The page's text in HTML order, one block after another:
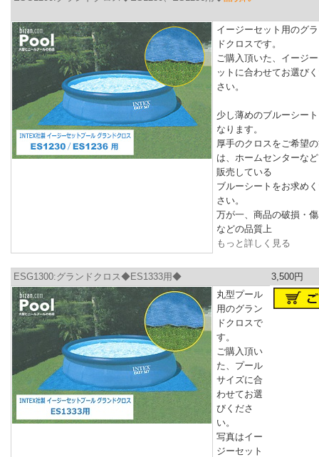
イージーセット用のグ
ドクロスです。
ご購入頂いた、イージ
ットに合わせてお選び
さい。
少し薄めのブルーシー
なります。
厚手のクロスをご希望
は、ホームセンターな
販売している
ブルーシートをお求め
さい。
万が一、商品の破損・
などの品質上
もっと詳しく見る
ESG1300:グランドクロス◆ES1333用◆
3,500円
丸型プール
用のグラン
ドクロスで
す。
ご購入頂い
た、プール
サイズに合
わせてお選
びくださ
い。
写真はイー
ジーセット